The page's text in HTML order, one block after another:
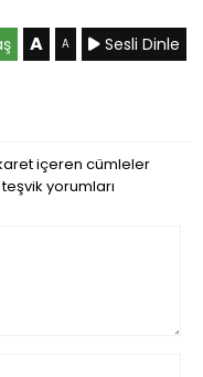
A A Sesli Dinle
içeren cümleler
yorumları